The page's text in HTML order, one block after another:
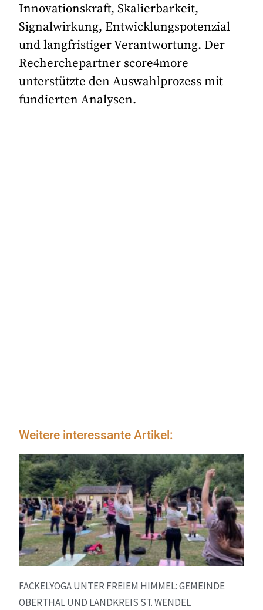
Innovationskraft, Skalierbarkeit,
Signalwirkung, Entwicklungspotenzial
und langfristiger Verantwortung. Der
Recherchepartner score4more
unterstützte den Auswahlprozess mit
fundierten Analysen.
Weitere interessante Artikel:
FACKELYOGA UNTER FREIEM HIMMEL: GEMEINDE
OBERTHAL UND LANDKREIS ST. WENDEL